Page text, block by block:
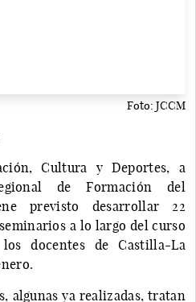
Foto: JCCM
Cultura y Deportes, a
de Formación del
previsto desarrollar 22
a lo largo del curso
docentes de Castilla-La
algunas ya realizadas, tratan